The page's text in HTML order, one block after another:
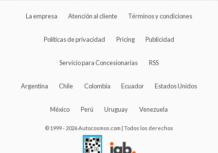
La empresa Atención al cliente Términos y condiciones
Políticas de privacidad Pricing Publicidad
Servicio para Concesionarias RSS
Argentina Chile Colombia Ecuador Estados Unidos
México Perú Uruguay Venezuela
© 1999 - 2026 Autocosmos.com | Todos los derechos